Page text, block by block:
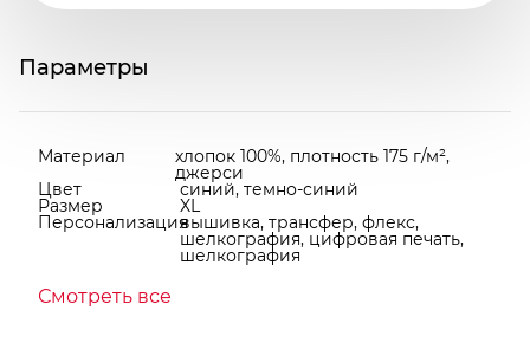
Параметры
Материал хлопок 100%, плотность 175 г/м²,
джерси
Цвет синий, темно-синий
Размер XL
Персонализациявышивка, трансфер, флекс,
шелкография, цифровая печать,
шелкография
Смотреть все